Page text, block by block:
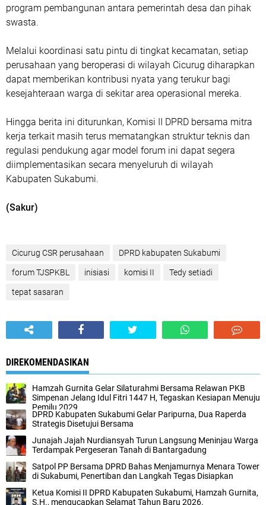
program pembangunan antara pemerintah desa dan pihak
swasta.
​Melalui koordinasi satu pintu di tingkat kecamatan, setiap
perusahaan yang beroperasi di wilayah Cicurug diharapkan
dapat memberikan kontribusi nyata yang terukur bagi
kesejahteraan warga di sekitar area operasional mereka.
​Hingga berita ini diturunkan, Komisi II DPRD bersama mitra
kerja terkait masih terus mematangkan struktur teknis dan
regulasi pendukung agar model forum ini dapat segera
diimplementasikan secara menyeluruh di wilayah
Kabupaten Sukabumi.
(Sakur)
Cicurug CSR perusahaan DPRD kabupaten Sukabumi
forum TJSPKBL inisiasi komisi II Tedy setiadi
tepat sasaran
DIREKOMENDASIKAN
Hamzah Gurnita Gelar Silaturahmi Bersama Relawan PKB
Simpenan Jelang Idul Fitri 1447 H, Tegaskan Kesiapan Menuju
Pemilu 2029
DPRD Kabupaten Sukabumi Gelar Paripurna, Dua Raperda
Strategis Disetujui Bersama
Junajah Jajah Nurdiansyah Turun Langsung Meninjau Warga
Terdampak Pergeseran Tanah di Bantargadung
Satpol PP Bersama DPRD Bahas Menjamurnya Menara Tower
di Sukabumi, Penertiban dan Langkah Tegas Disiapkan
Ketua Komisi II DPRD Kabupaten Sukabumi, Hamzah Gurnita,
S.H., mengucapkan Selamat Tahun Baru 2026.